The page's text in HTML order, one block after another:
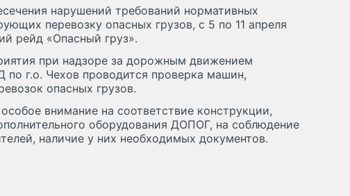
нарушений требований нормативных
перевозку опасных грузов, с 5 по 11 апреля
рейд «Опасный груз».
при надзоре за дорожным движением
г.о. Чехов проводится проверка машин,
опасных грузов.
внимание на соответствие конструкции,
оборудования ДОПОГ, на соблюдение
наличие у них необходимых документов.